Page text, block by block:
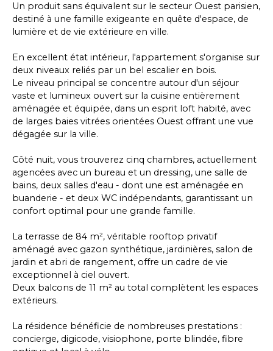
Un produit sans équivalent sur le secteur Ouest parisien,
destiné à une famille exigeante en quête d'espace, de
lumière et de vie extérieure en ville.
En excellent état intérieur, l'appartement s'organise sur
deux niveaux reliés par un bel escalier en bois.
Le niveau principal se concentre autour d'un séjour
vaste et lumineux ouvert sur la cuisine entièrement
aménagée et équipée, dans un esprit loft habité, avec
de larges baies vitrées orientées Ouest offrant une vue
dégagée sur la ville.
Côté nuit, vous trouverez cinq chambres, actuellement
agencées avec un bureau et un dressing, une salle de
bains, deux salles d'eau - dont une est aménagée en
buanderie - et deux WC indépendants, garantissant un
confort optimal pour une grande famille.
La terrasse de 84 m², véritable rooftop privatif
aménagé avec gazon synthétique, jardinières, salon de
jardin et abri de rangement, offre un cadre de vie
exceptionnel à ciel ouvert.
Deux balcons de 11 m² au total complètent les espaces
extérieurs.
La résidence bénéficie de nombreuses prestations :
concierge, digicode, visiophone, porte blindée, fibre